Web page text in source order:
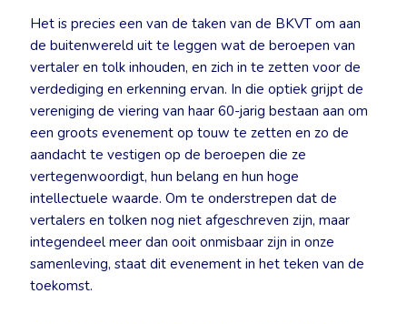
Het is precies een van de taken van de BKVT om aan
de buitenwereld uit te leggen wat de beroepen van
vertaler en tolk inhouden, en zich in te zetten voor de
verdediging en erkenning ervan. In die optiek grijpt de
vereniging de viering van haar 60-jarig bestaan aan om
een groots evenement op touw te zetten en zo de
aandacht te vestigen op de beroepen die ze
vertegenwoordigt, hun belang en hun hoge
intellectuele waarde. Om te onderstrepen dat de
vertalers en tolken nog niet afgeschreven zijn, maar
integendeel meer dan ooit onmisbaar zijn in onze
samenleving, staat dit evenement in het teken van de
toekomst.